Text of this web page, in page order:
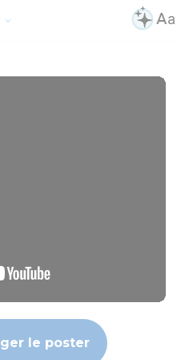
le poster